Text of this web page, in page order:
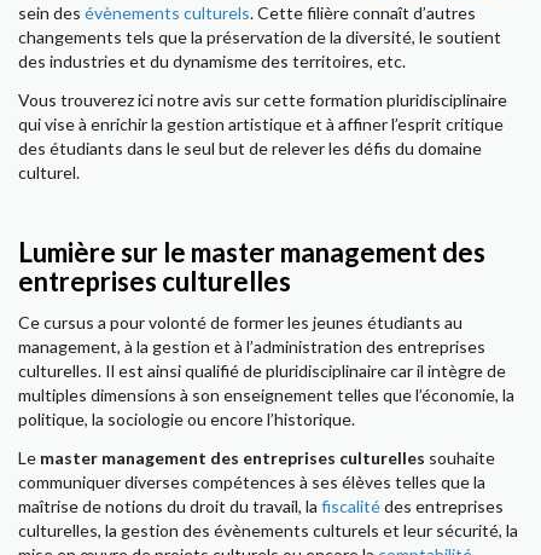
sein des évènements culturels. Cette filière connaît d’autres
changements tels que la préservation de la diversité, le soutient
des industries et du dynamisme des territoires, etc.
Vous trouverez ici notre avis sur cette formation pluridisciplinaire
qui vise à enrichir la gestion artistique et à affiner l’esprit critique
des étudiants dans le seul but de relever les défis du domaine
culturel.
Lumière sur le master management des
entreprises culturelles
Ce cursus a pour volonté de former les jeunes étudiants au
management, à la gestion et à l’administration des entreprises
culturelles. Il est ainsi qualifié de pluridisciplinaire car il intègre de
multiples dimensions à son enseignement telles que l’économie, la
politique, la sociologie ou encore l’historique.
Le master management des entreprises culturelles souhaite
communiquer diverses compétences à ses élèves telles que la
maîtrise de notions du droit du travail, la fiscalitédes entreprises
culturelles, la gestion des évènements culturels et leur sécurité, la